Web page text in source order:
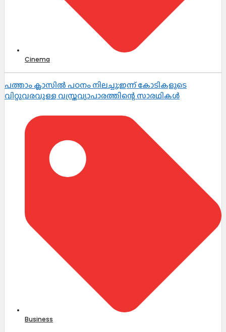
Cinema
പത്താം ക്ലാസിൽ പഠനം നിലച്ചു;ഇന്ന് കോടികളുടെ
വിറ്റുവരവുള്ള വസ്ത്രവ്യാപാരത്തിന്റെ സാരഥികൾ
Business